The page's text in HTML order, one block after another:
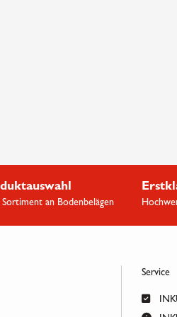
an Bodenbelägen
Service